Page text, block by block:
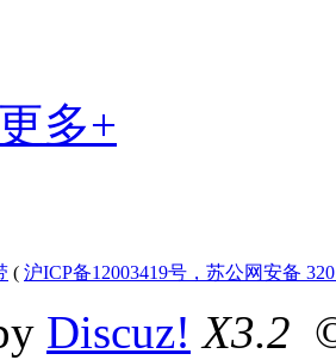
更多+
( 沪ICP备12003419号，苏公网安备
Discuz! X3.2